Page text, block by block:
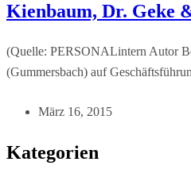
Kienbaum, Dr. Geke
(Quelle: PERSONALintern Autor
(Gummersbach) auf
März 16, 2015
Kategorien